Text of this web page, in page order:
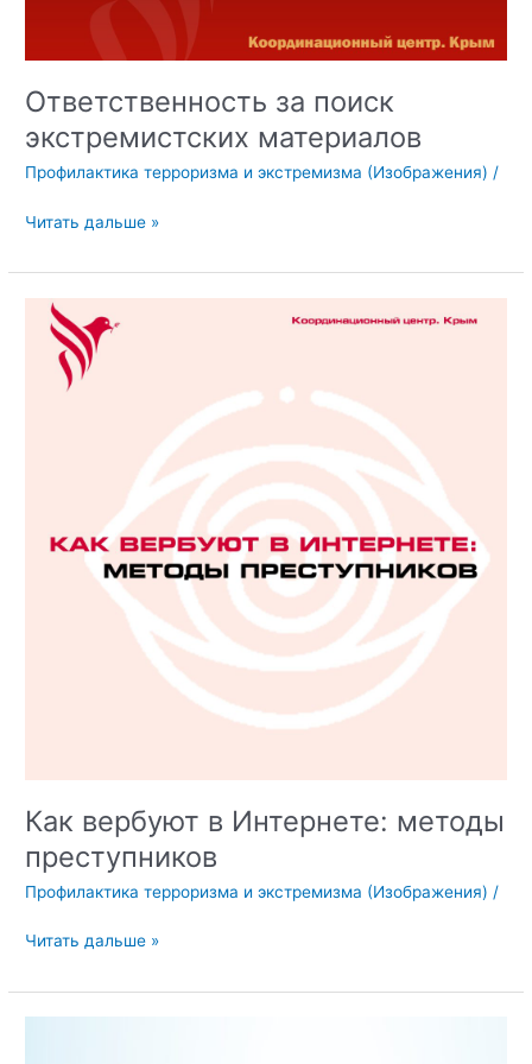
Ответственность за поиск
экстремистских материалов
Профилактика терроризма и экстремизма (Изображения) /
Ответственность
поиск
экстремистских
материалов
Читать дальше »
Как вербуют в Интернете: методы
преступников
Профилактика терроризма и экстремизма (Изображения) /
Как
в
Интернете:
Читать дальше »